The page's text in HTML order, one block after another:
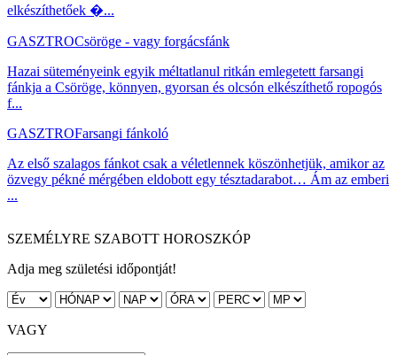
elkészíthetőek �...
GASZTROCsöröge - vagy forgácsfánk
Hazai süteményeink egyik méltatlanul ritkán emlegetett farsangi
fánkja a Csöröge, könnyen, gyorsan és olcsón elkészíthető ropogós
f...
GASZTROFarsangi fánkoló
Az első szalagos fánkot csak a véletlennek köszönhetjük, amikor az
özvegy pékné mérgében eldobott egy tésztadarabot… Ám az emberi
...
SZEMÉLYRE SZABOTT HOROSZKÓP
Adja meg születési időpontját!
VAGY